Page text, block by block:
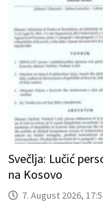
Svečlja: Lučić
na Kosovo
7. August 2026,